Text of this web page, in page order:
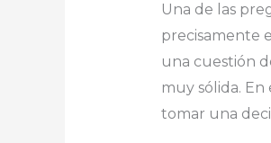
Una de las
precisamente
una cuestión
muy sólida.
tomar una